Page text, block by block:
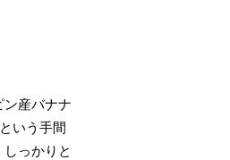
産バナナ
いう手間
っかりと